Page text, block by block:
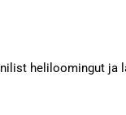
heliloomingut ja